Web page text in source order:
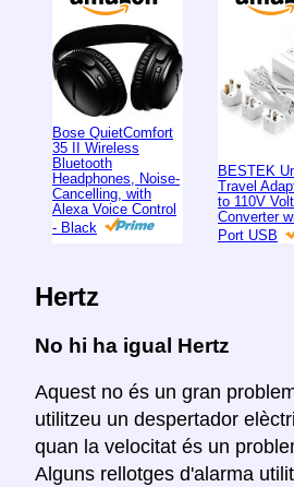
Bose QuietComfort
35 II Wireless
Bluetooth
Headphones, Noise-
Cancelling, with
Alexa Voice Control
- Black
BESTEK
Travel
to 110V
Converter
Port USB
Hertz
No hi ha igual Hertz
Aquest no és un gran
utilitzeu un despertador
quan la velocitat és un
Alguns rellotges d'alarma